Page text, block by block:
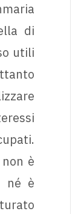
di
utili
è
né è